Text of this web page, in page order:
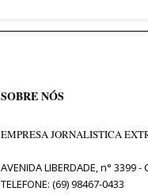
SOBRE NÓS
EMPRESA JORNALISTICA
AVENIDA LIBERDADE, n° 3399 -
TELEFONE: (69) 98467-0433